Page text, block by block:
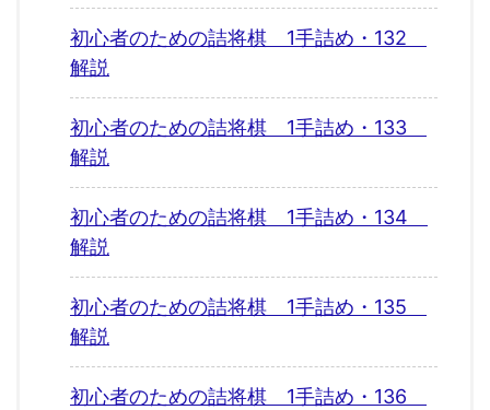
初心者のための詰将棋 1手詰め・132
解説
初心者のための詰将棋 1手詰め・133
解説
初心者のための詰将棋 1手詰め・134
解説
初心者のための詰将棋 1手詰め・135
解説
初心者のための詰将棋 1手詰め・136